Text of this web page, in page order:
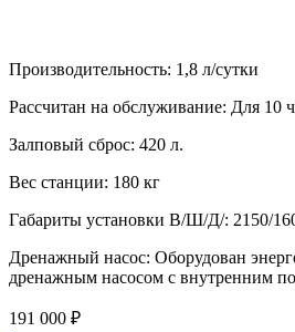
Производительность: 1,8 л/сутки
Рассчитан на обслуживание: Для 10
Залповый сброс: 420 л.
Вес станции: 180 кг
Габариты установки В/Ш/Д/: 2150/
Дренажный насос: Оборудован
дренажным насосом с внутренним
191 000 ₽